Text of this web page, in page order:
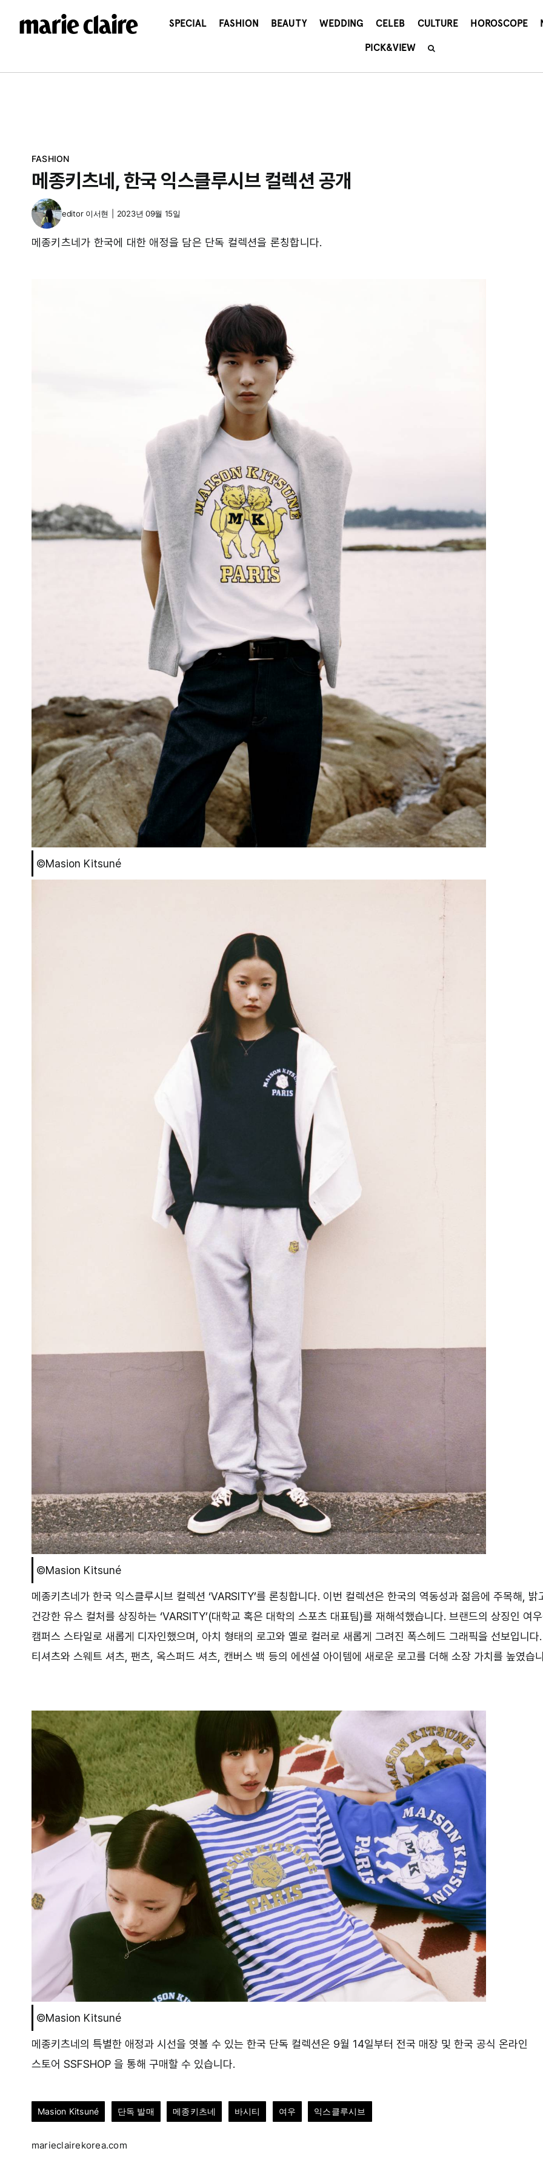
건
SPECIAL FASHION BEAUTY WEDDING CELEB CULTURE HOROSCOPE
PICK&VIEW
FASHION
메종키츠네, 한국 익스클루시브 컬렉션 공개
editor 이서현 2023년 09월 15일
메종키츠네가 한국에 대한 애정을 담은 단독 컬렉션을 론칭합니다.
©Masion Kitsuné
©Masion Kitsuné
메종키츠네가 한국 익스클루시브 컬렉션 ‘VARSITY’를 론칭합니다. 이번 컬렉션은 한국의 역동성과 젊음에 주목해, 밝
건강한 유스 컬처를 상징하는 ‘VARSITY’(대학교 혹은 대학의 스포츠 대표팀)를 재해석했습니다. 브랜드의 상징인 여
캠퍼스 스타일로 새롭게 디자인했으며, 아치 형태의 로고와 옐로 컬러로 새롭게 그려진 폭스헤드 그래픽을 선보입니다.
티셔츠와 스웨트 셔츠, 팬츠, 옥스퍼드 셔츠, 캔버스 백 등의 에센셜 아이템에 새로운 로고를 더해 소장 가치를 높였습
©Masion Kitsuné
메종키츠네의 특별한 애정과 시선을 엿볼 수 있는 한국 단독 컬렉션은 9월 14일부터 전국 매장 및 한국 공식 온라인
스토어 SSFSHOP 을 통해 구매할 수 있습니다.
Masion Kitsuné 단독 발매 메종키츠네 바시티 여우 익스클루시브
marieclairekorea.com